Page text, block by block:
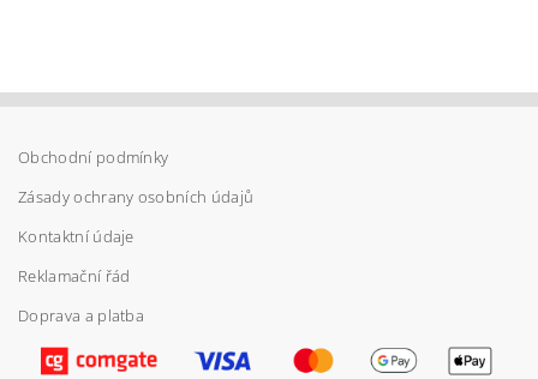
Vložením hodnocení souhlasíte spodmínkami
ochrany osobních údajů
Obchodní podmínky
Zásady ochrany osobních údajů
Kontaktní údaje
Reklamační řád
Doprava a platba